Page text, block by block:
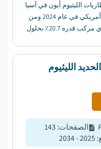
الليثيوم أيون في آسيا
والمحيط الهادئ 2.3 مليار دولار أمريكي في عام 2024 ومن
المتوقع أن ينمو بمعدل نمو سنوي مركب قدره 20.7٪ بحلول
الليثيوم
الصفحات:
143
:
2025 - 2034